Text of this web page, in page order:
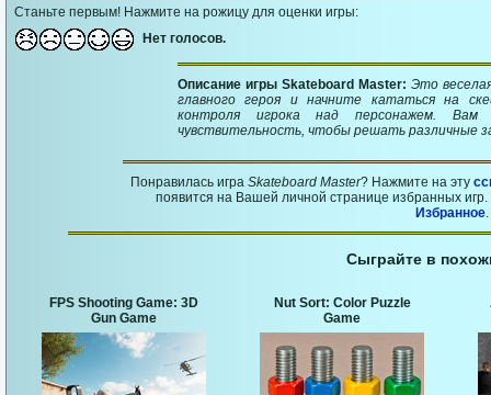
Станьте первым! Нажмите на рожицу для оценки игры:
Нет голосов.
Описание игры Skateboard Master: Это
главного героя и начните кататься на
контроля игрока над персонажем. Вам
чувствительность, чтобы решать различные
Понравилась игра Skateboard Master? Нажмите на эту
появится на Вашей личной странице избранных
Избранное.
Сыграйте в
FPS Shooting Game: 3D
Gun Game
Nut Sort: Color Puzzle
Game